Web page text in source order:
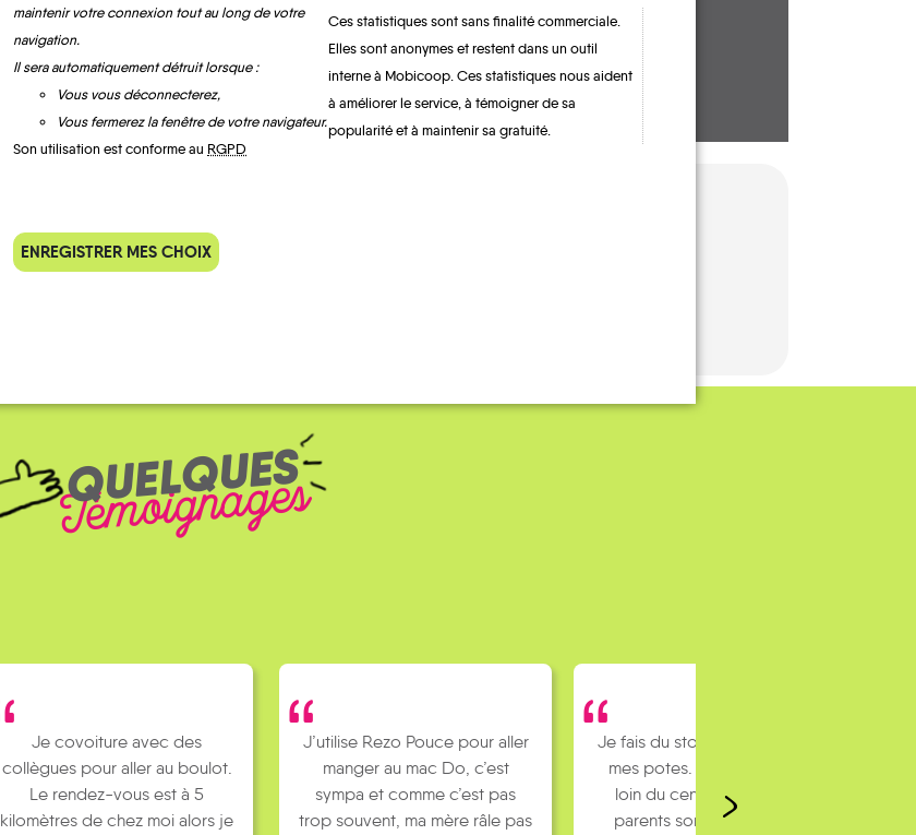
QUELQUES
Témoignages
Je covoiture avec des
collègues pour aller au boulot.
Le rendez-vous est à 5
kilomètres de chez moi alors je
J’utilise Rezo Pouce pour aller
manger au mac Do, c’est
sympa et comme c’est pas
trop souvent, ma mère râle pas
Je fais du stop pour rejoindre
mes potes. J’habite un peu
loin du centre ville et mes
parents sont pas toujours
maintenir votre connexion tout au long de votre
navigation.
Il sera automatiquement détruit lorsque :
Vous vous déconnecterez,
Vous fermerez la fenêtre de votre navigateur.
Son utilisation est conforme au RGPD
Ces statistiques sont sans finalité commerciale.
Elles sont anonymes et restent dans un outil
interne à Mobicoop. Ces statistiques nous aident
à améliorer le service, à témoigner de sa
popularité et à maintenir sa gratuité.
ENREGISTRER MES CHOIX